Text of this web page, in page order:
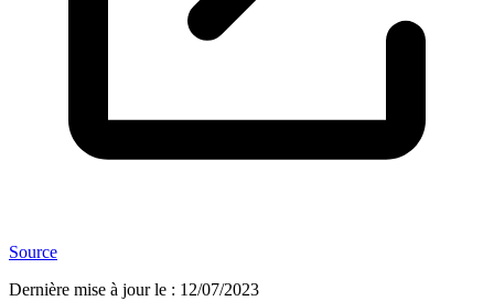
Source
Dernière mise à jour le : 12/07/2023